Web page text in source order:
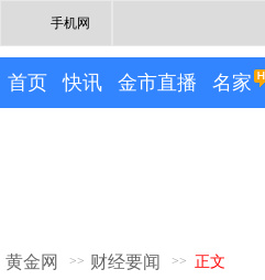
手机网
首页 快讯 金市直播 名家
黄金网 >> 财经要闻 >> 正文